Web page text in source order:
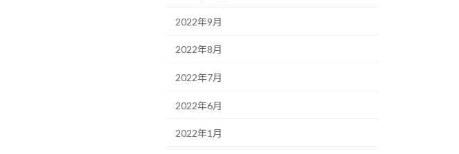
2022年9月
2022年8月
2022年7月
2022年6月
2022年1月